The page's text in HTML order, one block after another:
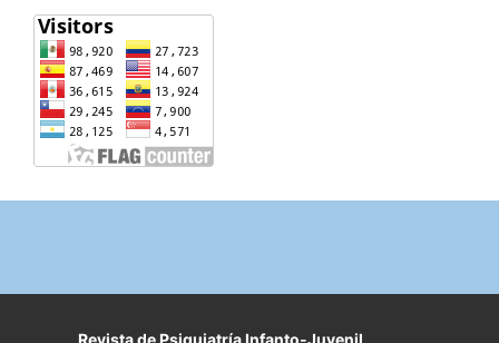
Revista de Psiquiatría Infanto-Juvenil